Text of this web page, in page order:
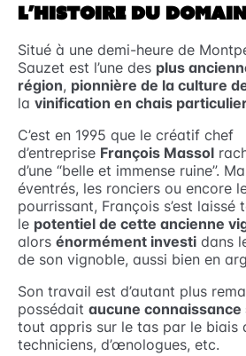
L’HISTOIRE DU
Situé à une demi-heure de
Sauzet est l’une des plus
région, pionnière de la culture
la vinification en chais
C’est en 1995 que le créatif chef
d’entreprise François Massol
d’une “belle et immense ruine”.
éventrés, les ronciers ou encore
pourrissant, François s’est laissé
le potentiel de cette ancienne
alors énormément investi dans
de son vignoble, aussi bien en
Son travail est d’autant plus
possédait aucune
tout appris sur le tas par le biais
techniciens, d’œnologues, etc.